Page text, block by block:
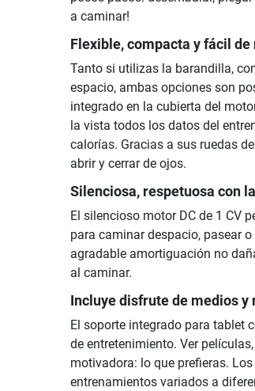
a caminar!
Flexible, compacta y fácil de
Tanto si utilizas la barandilla,
espacio, ambas opciones son
integrado en la cubierta del
la vista todos los datos del
calorías. Gracias a sus ruedas
abrir y cerrar de ojos.
Silenciosa, respetuosa con
El silencioso motor DC de 1 CV
para caminar despacio, pasear
agradable amortiguación no
al caminar.
Incluye disfrute de medios
El soporte integrado para tablet
de entretenimiento. Ver
motivadora: lo que prefieras.
entrenamientos variados a